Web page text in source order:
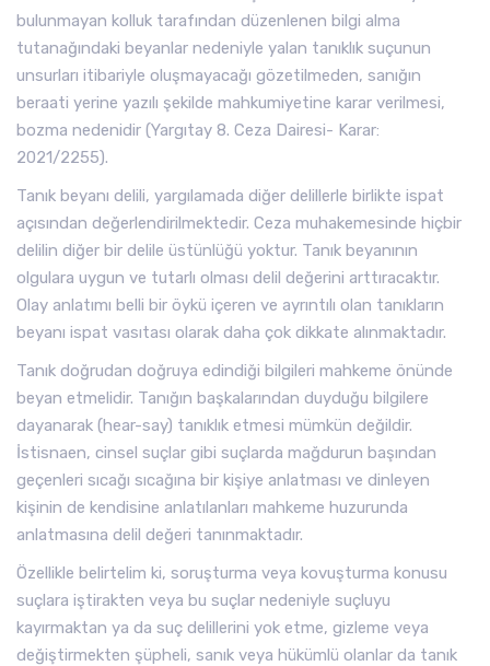
bulunmayan kolluk tarafından düzenlenen bilgi alma
tutanağındaki beyanlar nedeniyle yalan tanıklık suçunun
unsurları itibariyle oluşmayacağı gözetilmeden, sanığın
beraati yerine yazılı şekilde mahkumiyetine karar verilmesi,
bozma nedenidir (Yargıtay 8. Ceza Dairesi- Karar:
2021/2255).
Tanık beyanı delili, yargılamada diğer delillerle birlikte ispat
açısından değerlendirilmektedir. Ceza muhakemesinde hiçbir
delilin diğer bir delile üstünlüğü yoktur. Tanık beyanının
olgulara uygun ve tutarlı olması delil değerini arttıracaktır.
Olay anlatımı belli bir öykü içeren ve ayrıntılı olan tanıkların
beyanı ispat vasıtası olarak daha çok dikkate alınmaktadır.
Tanık doğrudan doğruya edindiği bilgileri mahkeme önünde
beyan etmelidir. Tanığın başkalarından duyduğu bilgilere
dayanarak (hear-say) tanıklık etmesi mümkün değildir.
İstisnaen, cinsel suçlar gibi suçlarda mağdurun başından
geçenleri sıcağı sıcağına bir kişiye anlatması ve dinleyen
kişinin de kendisine anlatılanları mahkeme huzurunda
anlatmasına delil değeri tanınmaktadır.
Özellikle belirtelim ki, soruşturma veya kovuşturma konusu
suçlara iştirakten veya bu suçlar nedeniyle suçluyu
kayırmaktan ya da suç delillerini yok etme, gizleme veya
değiştirmekten şüpheli, sanık veya hükümlü olanlar da tanık